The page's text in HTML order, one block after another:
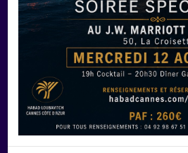
Manger Cacher
Liste des restaurants cacher
Restaurants cacher à Paris
Restaurants cacher à Deauville
Restaurants cacher à Lyon
Restaurants cacher à Marseille